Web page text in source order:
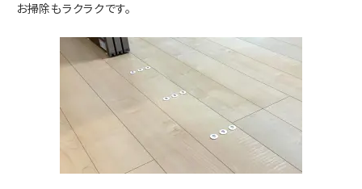
お掃除もラクラクです。